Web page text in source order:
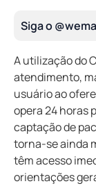
Siga o
A utilização do
atendimento,
usuário ao
opera 24 horas
captação de
torna-se ainda
têm acesso
orientações